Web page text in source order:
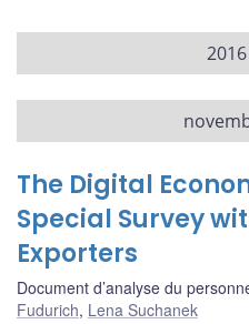
The Digital
Special Survey
Exporters
Document d’analyse du
Fudurich, Lena Suchanek